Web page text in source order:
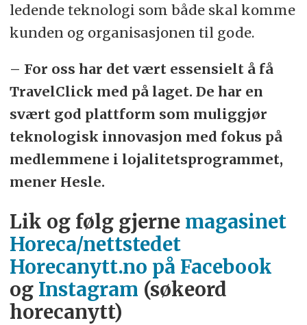
ledende teknologi som både skal komme
kunden og organisasjonen til gode.
– For oss har det vært essensielt å få
TravelClick med på laget. De har en
svært god plattform som muliggjør
teknologisk innovasjon med fokus på
medlemmene i lojalitetsprogrammet,
mener Hesle.
Lik og følg gjerne magasinet
Horeca/nettstedet
Horecanytt.no på Facebook
og Instagram (søkeord
horecanytt)